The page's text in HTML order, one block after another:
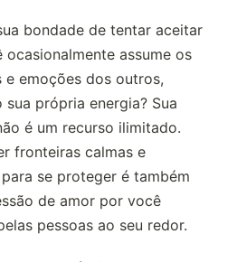
bondade de tentar aceitar
ocasionalmente assume os
e emoções dos outros,
sua própria energia? Sua
é um recurso ilimitado.
fronteiras calmas e
se proteger é também
de amor por você
pessoas ao seu redor.